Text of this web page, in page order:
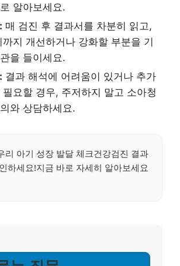
알아보세요.
매 검진 후 결과서를 차분히 읽고,
지 개선하거나 강화할 부분을 기
을 들이세요.
결과 해석에 어려움이 있거나 추가
요할 경우, 주저하지 말고 소아청
와 상담하세요.
리 아기 성장 발달 체크건강검진 결과
하세요!지금 바로 자세히 알아보세요